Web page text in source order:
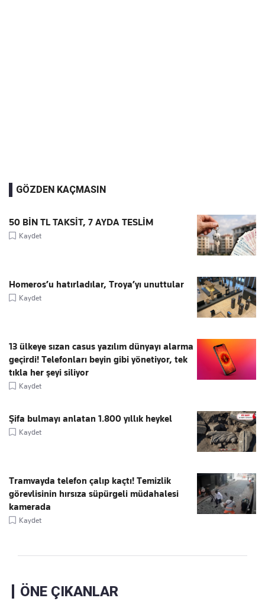
GÖZDEN KAÇMASIN
50 BİN TL TAKSİT, 7 AYDA TESLİM
Kaydet
Homeros’u hatırladılar, Troya’yı unuttular
Kaydet
13 ülkeye sızan casus yazılım dünyayı alarma
geçirdi! Telefonları beyin gibi yönetiyor, tek
tıkla her şeyi siliyor
Kaydet
Şifa bulmayı anlatan 1.800 yıllık heykel
Kaydet
Tramvayda telefon çalıp kaçtı! Temizlik
görevlisinin hırsıza süpürgeli müdahalesi
kamerada
Kaydet
ÖNE ÇIKANLAR